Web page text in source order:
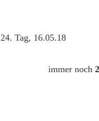
24. Tag, 16.05.18
immer noch